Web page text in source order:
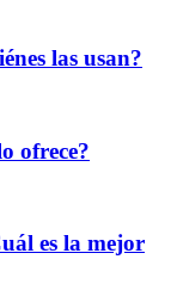
las usan?
ofrece?
es la mejor